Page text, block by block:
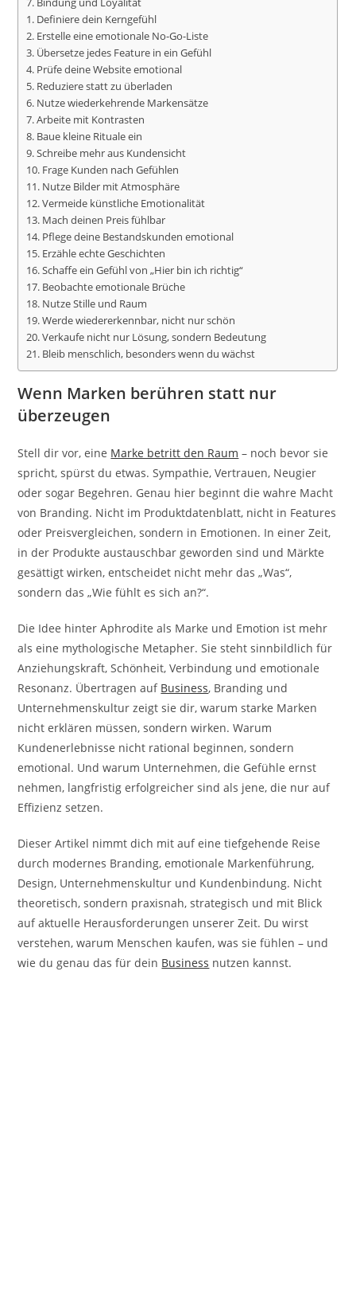
1. Definiere dein Kerngefühl
2. Erstelle eine emotionale No-Go-Liste
3. Übersetze jedes Feature in ein Gefühl
4. Prüfe deine Website emotional
5. Reduziere statt zu überladen
6. Nutze wiederkehrende Markensätze
7. Arbeite mit Kontrasten
8. Baue kleine Rituale ein
9. Schreibe mehr aus Kundensicht
10. Frage Kunden nach Gefühlen
11. Nutze Bilder mit Atmosphäre
12. Vermeide künstliche Emotionalität
13. Mach deinen Preis fühlbar
14. Pflege deine Bestandskunden emotional
15. Erzähle echte Geschichten
16. Schaffe ein Gefühl von „Hier bin ich richtig“
17. Beobachte emotionale Brüche
18. Nutze Stille und Raum
19. Werde wiedererkennbar, nicht nur schön
20. Verkaufe nicht nur Lösung, sondern Bedeutung
21. Bleib menschlich, besonders wenn du wächst
Wenn Marken berühren statt nur
überzeugen
Stell dir vor, eine Marke betritt den Raum – noch bevor sie
spricht, spürst du etwas. Sympathie, Vertrauen, Neugier
oder sogar Begehren. Genau hier beginnt die wahre Macht
von Branding. Nicht im Produktdatenblatt, nicht in Features
oder Preisvergleichen, sondern in Emotionen. In einer Zeit,
in der Produkte austauschbar geworden sind und Märkte
gesättigt wirken, entscheidet nicht mehr das „Was“,
sondern das „Wie fühlt es sich an?“.
Die Idee hinter Aphrodite als Marke und Emotion ist mehr
als eine mythologische Metapher. Sie steht sinnbildlich für
Anziehungskraft, Schönheit, Verbindung und emotionale
Resonanz. Übertragen auf Business, Branding und
Unternehmenskultur zeigt sie dir, warum starke Marken
nicht erklären müssen, sondern wirken. Warum
Kundenerlebnisse nicht rational beginnen, sondern
emotional. Und warum Unternehmen, die Gefühle ernst
nehmen, langfristig erfolgreicher sind als jene, die nur auf
Effizienz setzen.
Dieser Artikel nimmt dich mit auf eine tiefgehende Reise
durch modernes Branding, emotionale Markenführung,
Design, Unternehmenskultur und Kundenbindung. Nicht
theoretisch, sondern praxisnah, strategisch und mit Blick
auf aktuelle Herausforderungen unserer Zeit. Du wirst
verstehen, warum Menschen kaufen, was sie fühlen – und
wie du genau das für dein Business nutzen kannst.